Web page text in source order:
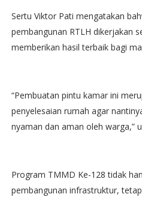
Sertu Viktor Pati mengatakan
pembangunan RTLH dikerjakan
memberikan hasil terbaik bagi
“Pembuatan pintu kamar ini
penyelesaian rumah agar
nyaman dan aman oleh warga,”
Program TMMD Ke-128 tidak
pembangunan infrastruktur,